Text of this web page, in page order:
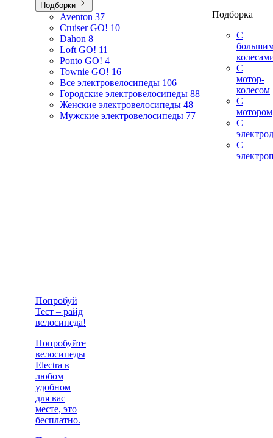
Подборки
Aventon 37
Cruiser GO! 10
Dahon 8
Loft GO! 11
Ponto GO! 4
Townie GO! 16
Все электровелосипеды 106
Городские электровелосипеды 88
Женские электровелосипеды 48
Мужские электровелосипеды 77
Подборка
С
С
мотор-
колесом
С
мотором
С
С
Попробуй
Тест – райд
велосипеда!
Попробуйте
велосипеды
Electra в
любом
удобном
для вас
месте, это
бесплатно.